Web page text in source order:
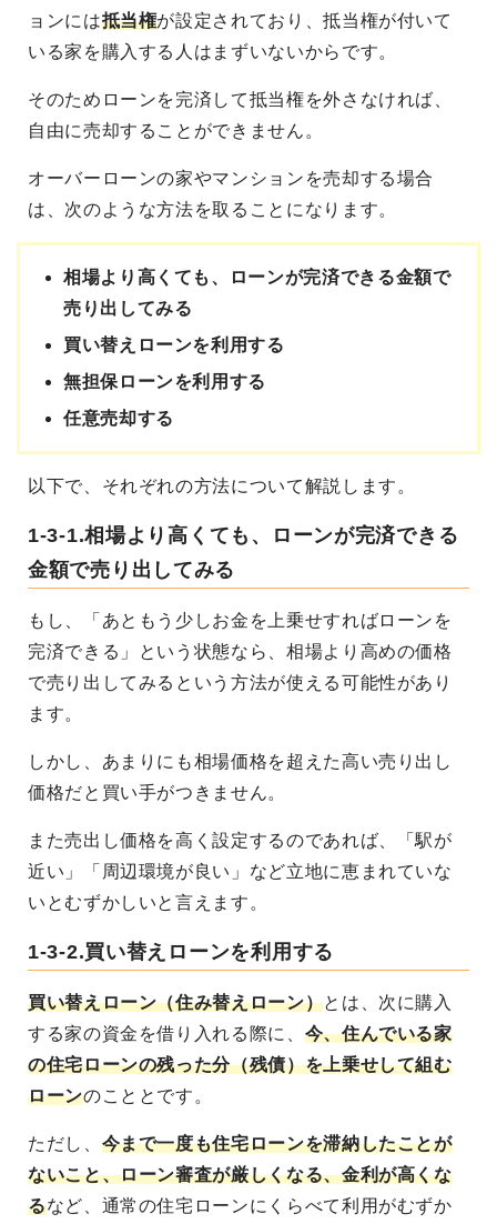
ョンには抵当権が設定されており、抵当権が付いて
いる家を購入する人はまずいないからです。
そのためローンを完済して抵当権を外さなければ、
自由に売却することができません。
オーバーローンの家やマンションを売却する場合
は、次のような方法を取ることになります。
相場より高くても、ローンが完済できる金額で
売り出してみる
買い替えローンを利用する
無担保ローンを利用する
任意売却する
以下で、それぞれの方法について解説します。
1-3-1.相場より高くても、ローンが完済できる
金額で売り出してみる
もし、「あともう少しお金を上乗せすればローンを
完済できる」という状態なら、相場より高めの価格
で売り出してみるという方法が使える可能性があり
ます。
しかし、あまりにも相場価格を超えた高い売り出し
価格だと買い手がつきません。
また売出し価格を高く設定するのであれば、「駅が
近い」「周辺環境が良い」など立地に恵まれていな
いとむずかしいと言えます。
1-3-2.買い替えローンを利用する
買い替えローン（住み替えローン）とは、次に購入
する家の資金を借り入れる際に、 今、住んでいる家
の住宅ローンの残った分（残債）を上乗せして組む
ローンのこととです。
ただし、 今まで一度も住宅ローンを滞納したことが
ないこと、ローン審査が厳しくなる、金利が高くな
るなど、通常の住宅ローンにくらべて利用がむずか